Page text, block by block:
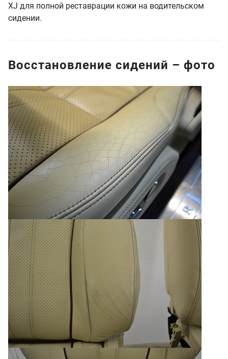
XJ для полной реставрации кожи на водительском
сидении.
Восстановление сидений – фото